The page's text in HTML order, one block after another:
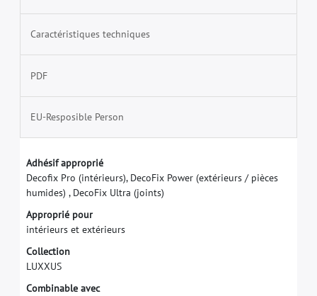
Caractéristiques techniques
PDF
EU-Resposible Person
Adhésif approprié
Decofx Pro (intérieurs), DecoFix Power (extérieurs / pièces
humides) , DecoFix Ultra (joints)
Approprié pour
intérieurs et extérieurs
Collection
LUXXUS
Combinable avec